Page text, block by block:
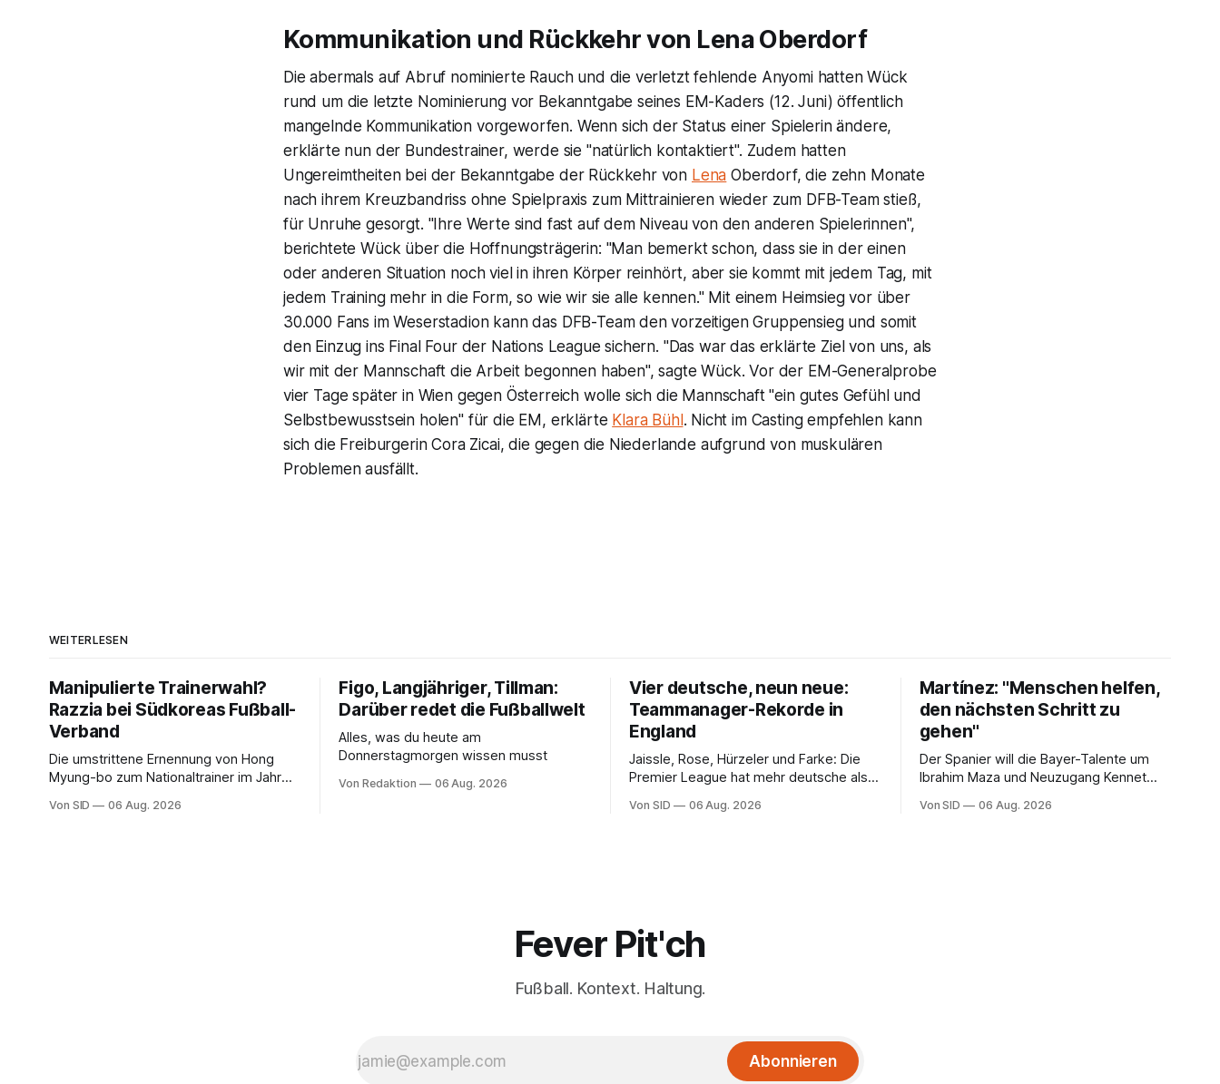
Kommunikation und Rückkehr von Lena Oberdorf
Die abermals auf Abruf nominierte Rauch und die verletzt fehlende Anyomi hatten Wück
rund um die letzte Nominierung vor Bekanntgabe seines EM-Kaders (12. Juni) öffentlich
mangelnde Kommunikation vorgeworfen. Wenn sich der Status einer Spielerin ändere,
erklärte nun der Bundestrainer, werde sie "natürlich kontaktiert". Zudem hatten
Ungereimtheiten bei der Bekanntgabe der Rückkehr von Lena Oberdorf, die zehn Monate
nach ihrem Kreuzbandriss ohne Spielpraxis zum Mittrainieren wieder zum DFB-Team stieß,
für Unruhe gesorgt. "Ihre Werte sind fast auf dem Niveau von den anderen Spielerinnen",
berichtete Wück über die Hoffnungsträgerin: "Man bemerkt schon, dass sie in der einen
oder anderen Situation noch viel in ihren Körper reinhört, aber sie kommt mit jedem Tag, mit
jedem Training mehr in die Form, so wie wir sie alle kennen." Mit einem Heimsieg vor über
30.000 Fans im Weserstadion kann das DFB-Team den vorzeitigen Gruppensieg und somit
den Einzug ins Final Four der Nations League sichern. "Das war das erklärte Ziel von uns, als
wir mit der Mannschaft die Arbeit begonnen haben", sagte Wück. Vor der EM-Generalprobe
vier Tage später in Wien gegen Österreich wolle sich die Mannschaft "ein gutes Gefühl und
Selbstbewusstsein holen" für die EM, erklärte Klara Bühl. Nicht im Casting empfehlen kann
sich die Freiburgerin Cora Zicai, die gegen die Niederlande aufgrund von muskulären
Problemen ausfällt.
WEITERLESEN
Manipulierte Trainerwahl?
Razzia bei Südkoreas Fußball-
Verband
Die umstrittene Ernennung von Hong
Myung-bo zum Nationaltrainer im Jahr
Ermittlungsbehörden.
Von SID 06 Aug. 2026
Figo, Langjähriger, Tillman:
Darüber redet die Fußballwelt
Alles, was du heute am
Donnerstagmorgen wissen musst
Von Redaktion 06 Aug. 2026
Vier deutsche, neun neue:
Teammanager-Rekorde in
England
Jaissle, Rose, Hürzeler und Farke: Die
Premier League hat mehr deutsche als
Von SID 06 Aug. 2026
Martínez: "Menschen helfen,
den nächsten Schritt zu
gehen"
Der Spanier will die Bayer-Talente um
Ibrahim Maza und Neuzugang Kennet
Von SID 06 Aug. 2026
Fever Pit'ch
Fußball. Kontext. Haltung.
Abonnieren